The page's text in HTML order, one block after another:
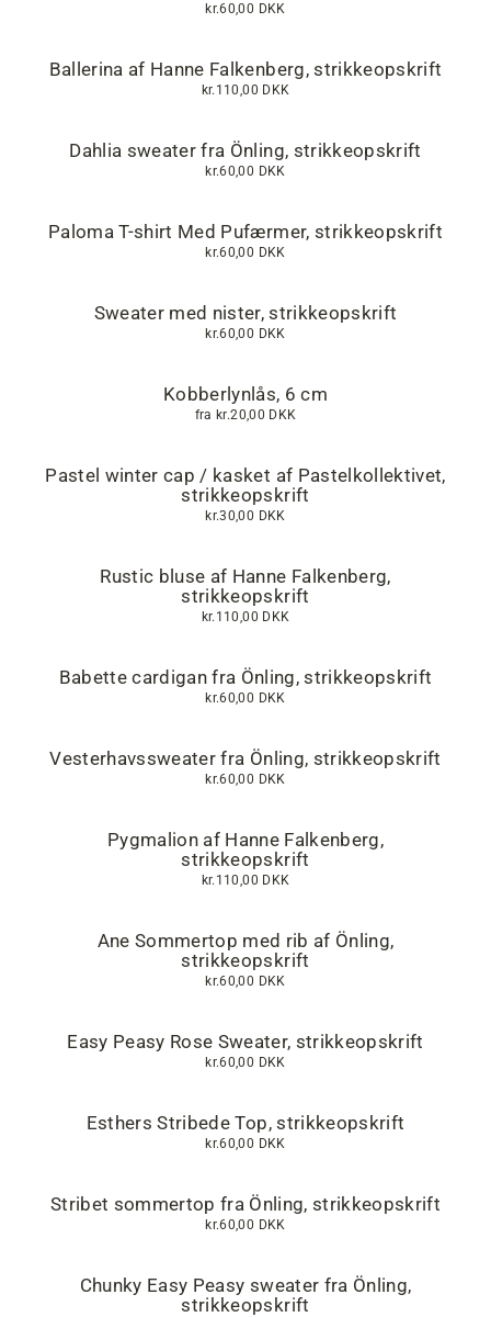
kr.60,00 DKK
Ballerina af Hanne Falkenberg, strikkeopskrift
kr.110,00 DKK
Dahlia sweater fra Önling, strikkeopskrift
kr.60,00 DKK
Paloma T-shirt Med Pufærmer, strikkeopskrift
kr.60,00 DKK
Sweater med nister, strikkeopskrift
kr.60,00 DKK
Kobberlynlås, 6 cm
fra kr.20,00 DKK
Pastel winter cap / kasket af Pastelkollektivet,
strikkeopskrift
kr.30,00 DKK
Rustic bluse af Hanne Falkenberg,
strikkeopskrift
kr.110,00 DKK
Babette cardigan fra Önling, strikkeopskrift
kr.60,00 DKK
Vesterhavssweater fra Önling, strikkeopskrift
kr.60,00 DKK
Pygmalion af Hanne Falkenberg,
strikkeopskrift
kr.110,00 DKK
Ane Sommertop med rib af Önling,
strikkeopskrift
kr.60,00 DKK
Easy Peasy Rose Sweater, strikkeopskrift
kr.60,00 DKK
Esthers Stribede Top, strikkeopskrift
kr.60,00 DKK
Stribet sommertop fra Önling, strikkeopskrift
kr.60,00 DKK
Chunky Easy Peasy sweater fra Önling,
strikkeopskrift